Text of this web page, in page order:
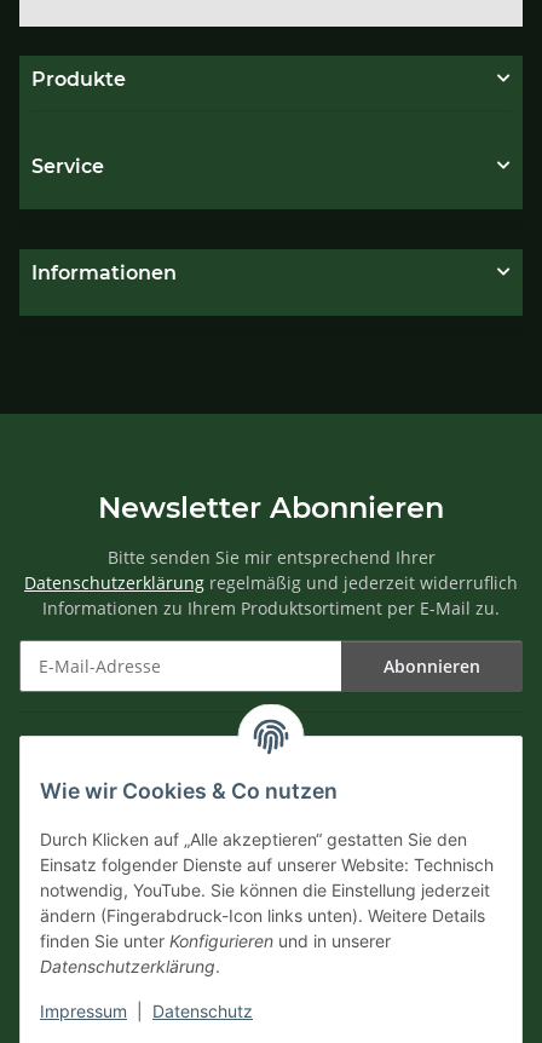
Wie wir Cookies & Co nutzen
Durch Klicken auf „Alle akzeptieren“ gestatten Sie den
Einsatz folgender Dienste auf unserer Website: Technisch
notwendig, YouTube. Sie können die Einstellung jederzeit
ändern (Fingerabdruck-Icon links unten). Weitere Details
finden Sie unter Konfigurieren und in unserer
Datenschutzerklärung.
Impressum Datenschutz
Produkte
Service
Informationen
Newsletter Abonnieren
Bitte senden Sie mir entsprechend Ihrer
Datenschutzerklärung regelmäßig und jederzeit widerruflich
Informationen zu Ihrem Produktsortiment per E-Mail zu.
Abonnieren
Zahlungsarten